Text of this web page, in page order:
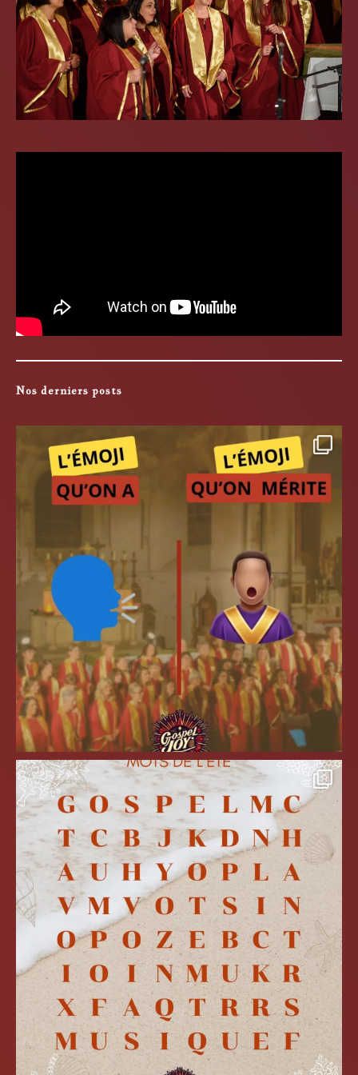
Nos derniers posts